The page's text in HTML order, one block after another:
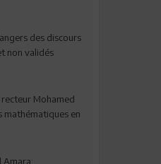
des discours
non validés
Mohamed
mathématiques en
Amara: